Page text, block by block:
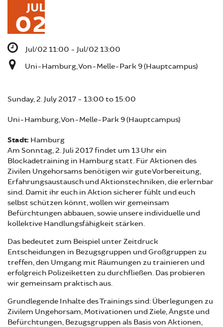
JUL
02
Jul/02 11:00 - Jul/02 13:00
Uni-Hamburg, Von-Melle-Park 9 (Hauptcampus)
Sunday, 2. July 2017 - 13:00 to 15:00
Uni-Hamburg, Von-Melle-Park 9 (Hauptcampus)
Stadt: Hamburg
Am Sonntag, 2. Juli 2017 findet um 13 Uhr ein
Blockadetraining in Hamburg statt. Für Aktionen des
Zivilen Ungehorsams benötigen wir gute Vorbereitung,
Erfahrungsaustausch und Aktionstechniken, die erlernbar
sind. Damit ihr euch in Aktion sicherer fühlt und euch
selbst schützen könnt, wollen wir gemeinsam
Befürchtungen abbauen, sowie unsere individuelle und
kollektive Handlungsfähigkeit stärken.
Das bedeutet zum Beispiel unter Zeitdruck
Entscheidungen in Bezugsgruppen und Großgruppen zu
treffen, den Umgang mit Räumungen zu trainieren und
erfolgreich Polizeiketten zu durchfließen. Das probieren
wir gemeinsam praktisch aus.
Grundlegende Inhalte des Trainings sind: Überlegungen zu
Zivilem Ungehorsam, Motivationen und Ziele, Ängste und
Befürchtungen, Bezugsgruppen als Basis von Aktionen,